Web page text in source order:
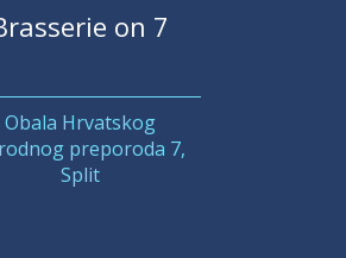
on 7
Obala Hrvatskog
preporoda 7,
Split